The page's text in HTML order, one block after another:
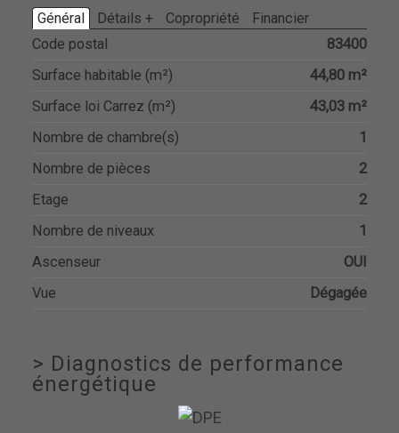
Général Détails + Copropriété
Financier
Code postal
83400
Surface habitable (m²)
44,80 m²
Surface loi Carrez (m²)
43,03 m²
Nombre de chambre(s)
1
Nombre de pièces
2
Etage
2
Nombre de niveaux
1
Ascenseur
OUI
Vue
Dégagée
> Diagnostics de performance
énergétique